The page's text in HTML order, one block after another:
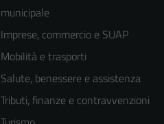
municipale
Imprese, commercio e SUAP
Mobilità e trasporti
Salute, benessere e assistenza
Tributi, finanze e contravvenzioni